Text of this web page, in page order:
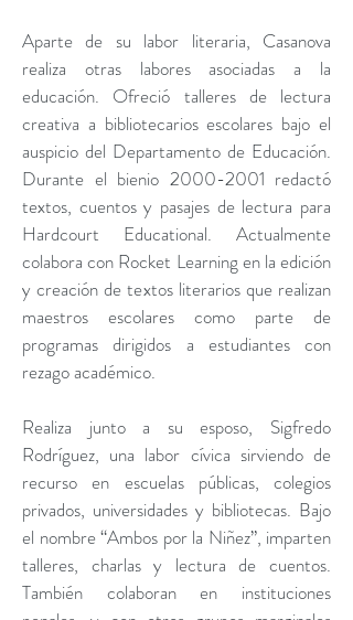
Aparte de su labor literaria, Casanova
realiza otras labores asociadas a la
educación. Ofreció talleres de lectura
creativa a bibliotecarios escolares bajo el
auspicio del Departamento de Educación.
Durante el bienio 2000-2001 redactó
textos, cuentos y pasajes de lectura para
Hardcourt Educational. Actualmente
colabora con Rocket Learning en la edición
y creación de textos literarios que realizan
maestros escolares como parte de
programas dirigidos a estudiantes con
rezago académico.
Realiza junto a su esposo, Sigfredo
Rodríguez, una labor cívica sirviendo de
recurso en escuelas públicas, colegios
privados, universidades y bibliotecas. Bajo
el nombre “Ambos por la Niñez”, imparten
talleres, charlas y lectura de cuentos.
También colaboran en instituciones